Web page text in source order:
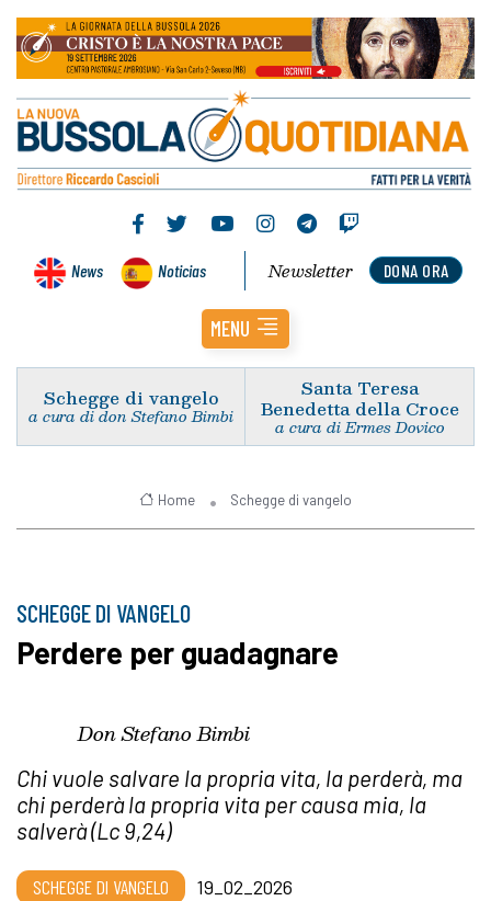
News Noticias DONA ORA
Newsletter
MENU
Schegge di vangelo
a cura di don Stefano Bimbi
Santa Teresa
Benedetta della Croce
a cura di Ermes Dovico
Home Schegge di vangelo
SCHEGGE DI VANGELO
Perdere per guadagnare
Don Stefano Bimbi
Chi vuole salvare la propria vita, la perderà, ma
chi perderà la propria vita per causa mia, la
salverà (Lc 9,24)
SCHEGGE DI VANGELO 19_02_2026